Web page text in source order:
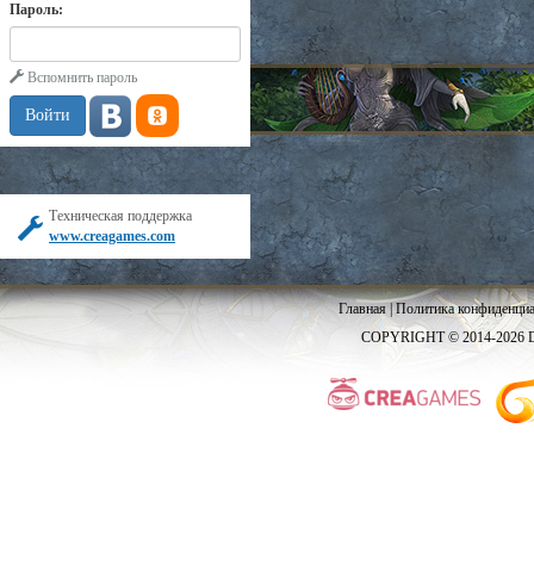
Пароль:
Вспомнить пароль
Техническая поддержка
www.creagames.com
Главная|Политика
COPYRIGHT © 2014-2026